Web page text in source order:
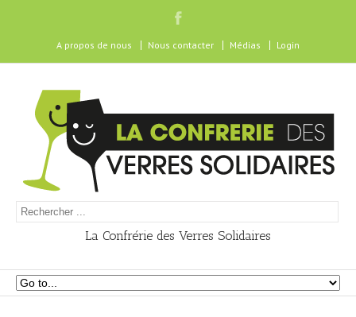
A propos de nous Nous contacter Médias Login
La Confrérie des Verres Solidaires